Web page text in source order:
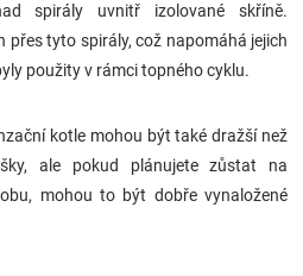
spirály uvnitř izolované skříně.
přes tyto spirály, což napomáhá jejich
použity v rámci topného cyklu.
kotle mohou být také dražší než
ale pokud plánujete zůstat na
mohou to být dobře vynaložené